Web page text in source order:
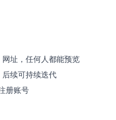
址，任何人都能预览
续可持续迭代
册账号